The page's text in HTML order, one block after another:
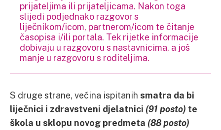
prijateljima ili prijateljicama. Nakon toga
slijedi podjednako razgovor s
liječnikom/icom, partnerom/icom te čitanje
časopisa i/ili portala. Tek rijetke informacije
dobivaju u razgovoru s nastavnicima, a još
manje u razgovoru s roditeljima.
S druge strane, većina ispitanih smatra da bi
liječnici i zdravstveni djelatnici (91 posto) te
škola u sklopu novog predmeta (88 posto)